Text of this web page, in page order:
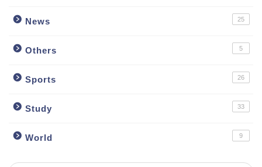
News 25
Others 5
Sports 26
Study 33
World 9